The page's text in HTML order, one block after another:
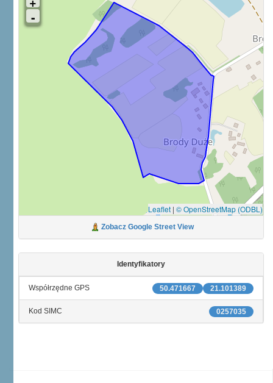
Leaflet | © OpenStreetMap (ODBL)
Zobacz Google Street View
Identyfikatory
21.101389
50.471667
Współrzędne GPS
0257035
Kod SIMC